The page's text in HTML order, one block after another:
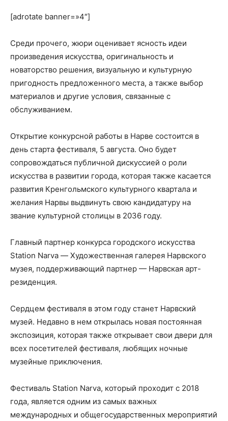
[adrotate banner=»4″]
Среди прочего, жюри оценивает ясность идеи
произведения искусства, оригинальность и
новаторство решения, визуальную и культурную
пригодность предложенного места, а также выбор
материалов и другие условия, связанные с
обслуживанием.
Открытие конкурсной работы в Нарве состоится в
день старта фестиваля, 5 августа. Оно будет
сопровождаться публичной дискуссией о роли
искусства в развитии города, которая также касается
развития Кренгольмского культурного квартала и
желания Нарвы выдвинуть свою кандидатуру на
звание культурной столицы в 2036 году.
Главный партнер конкурса городского искусства
Station Narva — Художественная галерея Нарвского
музея, поддерживающий партнер — Нарвская арт-
резиденция.
Сердцем фестиваля в этом году станет Нарвский
музей. Недавно в нем открылась новая постоянная
экспозиция, которая также открывает свои двери для
всех посетителей фестиваля, любящих ночные
музейные приключения.
Фестиваль Station Narva, который проходит с 2018
года, является одним из самых важных
международных и общегосударственных мероприятий